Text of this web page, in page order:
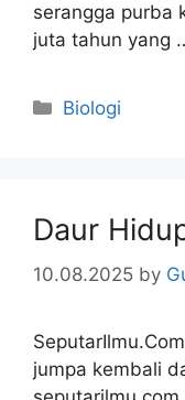
serangga purba
juta tahun yang
Categories
Biologi
Daur
10.08.2025 by
jumpa kembali